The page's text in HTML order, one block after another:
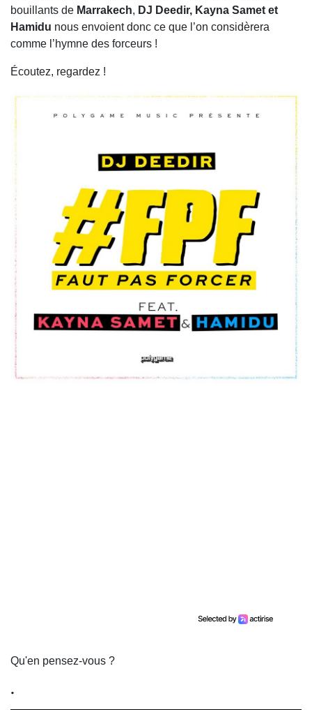
bouillants de Marrakech, DJ Deedir, Kayna Samet et
Hamidu nous envoient donc ce que l’on considèrera
comme l’hymne des forceurs !
Écoutez, regardez !
Qu'en pensez-vous ?
.